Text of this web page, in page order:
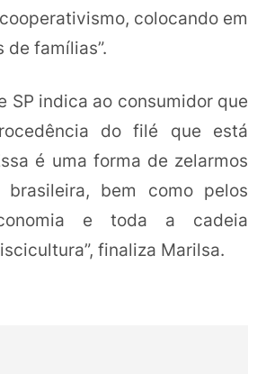
colocando em
de famílias”.
SP indica ao consumidor que
do filé que está
é uma forma de zelarmos
brasileira, bem como pelos
e toda a cadeia
finaliza Marilsa.